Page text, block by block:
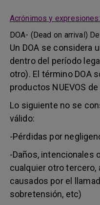
Acrónimos y expresiones:
DOA- (Dead on arrival)
Un DOA se considera
dentro del período
otro). El término DOA
productos NUEVOS de
Lo siguiente no se
válido:
-Pérdidas por
-Daños, intencionales
cualquier otro tercero,
causados por el
sobretensión, etc)